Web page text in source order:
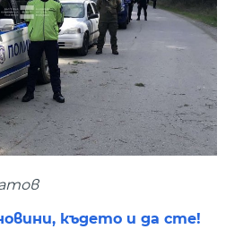
където и да сте!